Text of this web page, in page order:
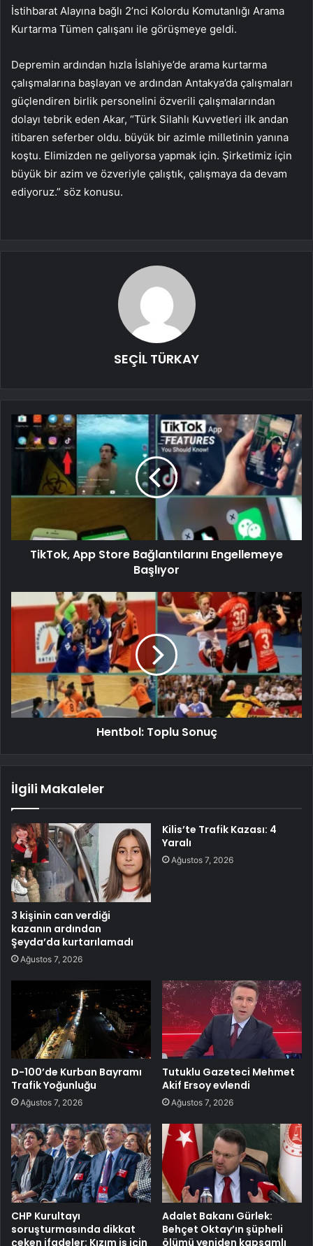
İstihbarat Alayına bağlı 2’nci Kolordu Komutanlığı Arama
Kurtarma Tümen çalışanı ile görüşmeye geldi.
Depremin ardından hızla İslahiye’de arama kurtarma
çalışmalarına başlayan ve ardından Antakya’da çalışmaları
güçlendiren birlik personelini özverili çalışmalarından
dolayı tebrik eden Akar, “Türk Silahlı Kuvvetleri ilk andan
itibaren seferber oldu. büyük bir azimle milletinin yanına
koştu. Elimizden ne geliyorsa yapmak için. Şirketimiz için
büyük bir azim ve özveriyle çalıştık, çalışmaya da devam
ediyoruz.” söz konusu.
SEÇİL TÜRKAY
TikTok, App Store Bağlantılarını Engellemeye
Başlıyor
Hentbol: Toplu Sonuç
İlgili Makaleler
3 kişinin can verdiği
kazanın ardından
Şeyda’da kurtarılamadı
Ağustos 7, 2026
Kilis’te Trafik Kazası: 4
Yaralı
Ağustos 7, 2026
D-100’de Kurban Bayramı
Trafik Yoğunluğu
Ağustos 7, 2026
Tutuklu Gazeteci Mehmet
Akif Ersoy evlendi
Ağustos 7, 2026
CHP Kurultayı
soruşturmasında dikkat
çeken ifadeler: Kızım iş için
Adalet Bakanı Gürlek:
Behçet Oktay’ın şüpheli
ölümü yeniden kapsamlı